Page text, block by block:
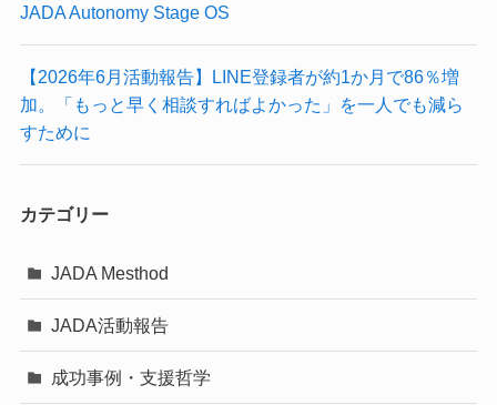
JADA Autonomy Stage OS
【2026年6月活動報告】LINE登録者が約1か月で86％増
加。「もっと早く相談すればよかった」を一人でも減ら
すために
カテゴリー
JADA Mesthod
JADA活動報告
成功事例・支援哲学